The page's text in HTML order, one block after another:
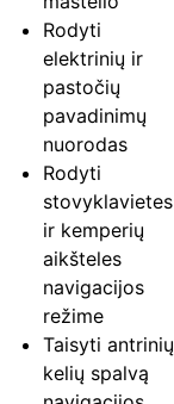
Rodyti
elektrinių ir
pastočių
pavadinimų
nuorodas
Rodyti
stovyklavietes
ir kemperių
aikšteles
navigacijos
režime
Taisyti antrinių
kelių spalvą